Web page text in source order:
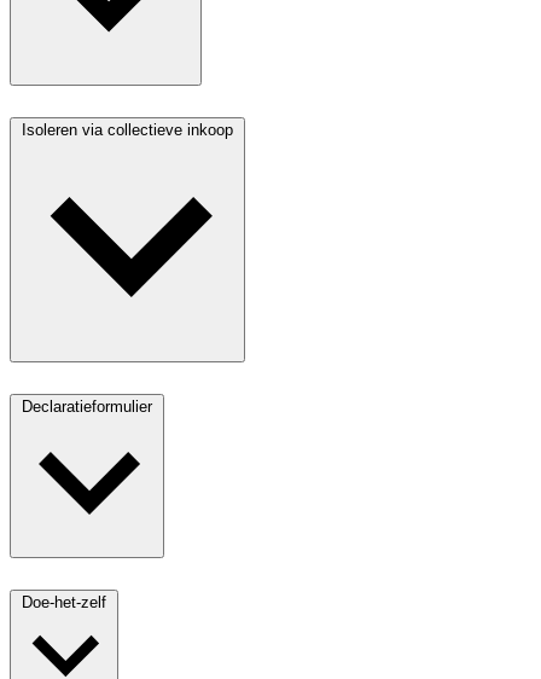
Isoleren via collectieve inkoop
Declaratieformulier
Doe-het-zelf